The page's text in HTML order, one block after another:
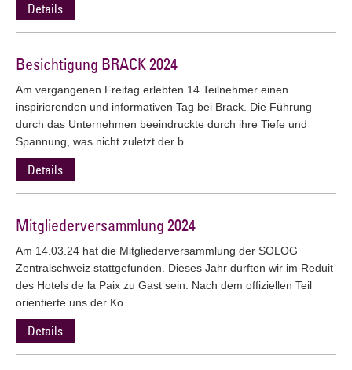
Details
Besichtigung BRACK 2024
Am vergangenen Freitag erlebten 14 Teilnehmer einen
inspirierenden und informativen Tag bei Brack. Die Führung
durch das Unternehmen beeindruckte durch ihre Tiefe und
Spannung, was nicht zuletzt der b...
Details
Mitgliederversammlung 2024
Am 14.03.24 hat die Mitgliederversammlung der SOLOG
Zentralschweiz stattgefunden. Dieses Jahr durften wir im Reduit
des Hotels de la Paix zu Gast sein. Nach dem offiziellen Teil
orientierte uns der Ko...
Details